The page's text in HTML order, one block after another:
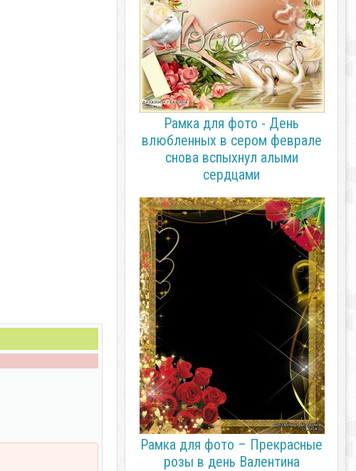
Рамка для фото - День
влюбленных в сером феврале
снова вспыхнул алыми
сердцами
Рамка для фото – Прекрасные
розы в день Валентина